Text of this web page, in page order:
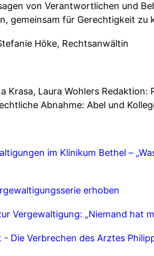
von Verantwortlichen und
gemeinsam für Gerechtigkeit zu
Höke, Rechtsanwältin
Krasa, Laura Wohlers Redaktion:
Abnahme: Abel und
im Klinikum Bethel –
erhoben
Vergewaltigung: „Niemand hat
Die Verbrechen des Arztes